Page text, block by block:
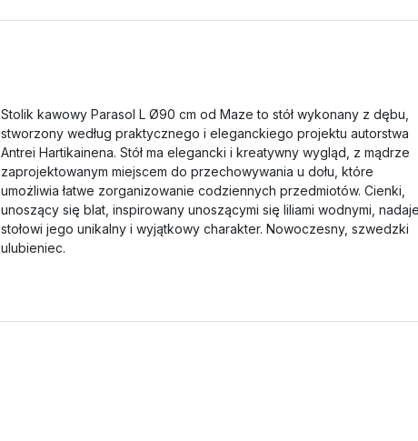
Stolik kawowy Parasol L Ø90 cm od Maze to stół wykonany z dębu,
stworzony według praktycznego i eleganckiego projektu autorstwa
Antrei Hartikainena. Stół ma elegancki i kreatywny wygląd, z mądrze
zaprojektowanym miejscem do przechowywania u dołu, które
umożliwia łatwe zorganizowanie codziennych przedmiotów. Cienki,
unoszący się blat, inspirowany unoszącymi się liliami wodnymi,
stołowi jego unikalny i wyjątkowy charakter. Nowoczesny, szwedzki
ulubieniec.